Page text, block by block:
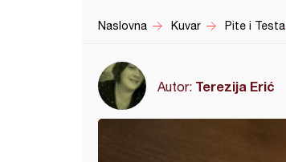
Naslovna Kuvar Pite i Testa
Autor: Terezija Erić